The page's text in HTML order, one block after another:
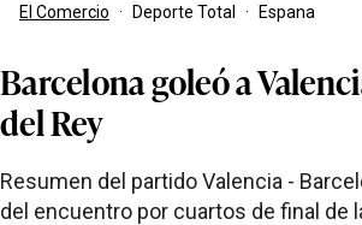
El Comercio · Deporte Total · Espana
Barcelona goleó a
del Rey
Resumen del partido Valencia -
del encuentro por cuartos de final de